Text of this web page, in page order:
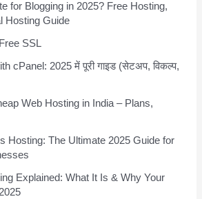
for Blogging in 2025? Free Hosting,
Hosting Guide
SSL
cPanel: 2025 में पूरी गाइड (सेटअप, विकल्प,
Web Hosting in India – Plans,
Hosting: The Ultimate 2025 Guide for
Explained: What It Is & Why Your